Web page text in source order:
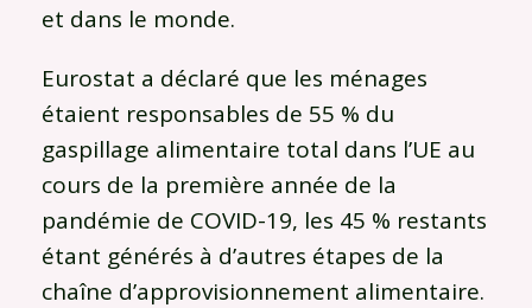
et dans le monde.
Eurostat a déclaré que les ménages
étaient responsables de 55 % du
gaspillage alimentaire total dans l’UE au
cours de la première année de la
pandémie de COVID-19, les 45 % restants
étant générés à d’autres étapes de la
chaîne d’approvisionnement alimentaire.